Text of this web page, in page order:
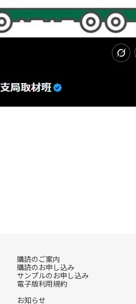
購読のご案内
購読のお申し込み
サンプルのお申し込み
電子版利用規約
お知らせ